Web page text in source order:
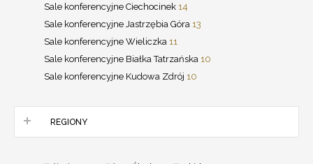
Sale konferencyjne Ciechocinek 14
Sale konferencyjne Jastrzębia Góra 13
Sale konferencyjne Wieliczka 11
Sale konferencyjne Białka Tatrzańska 10
Sale konferencyjne Kudowa Zdrój 10
REGIONY